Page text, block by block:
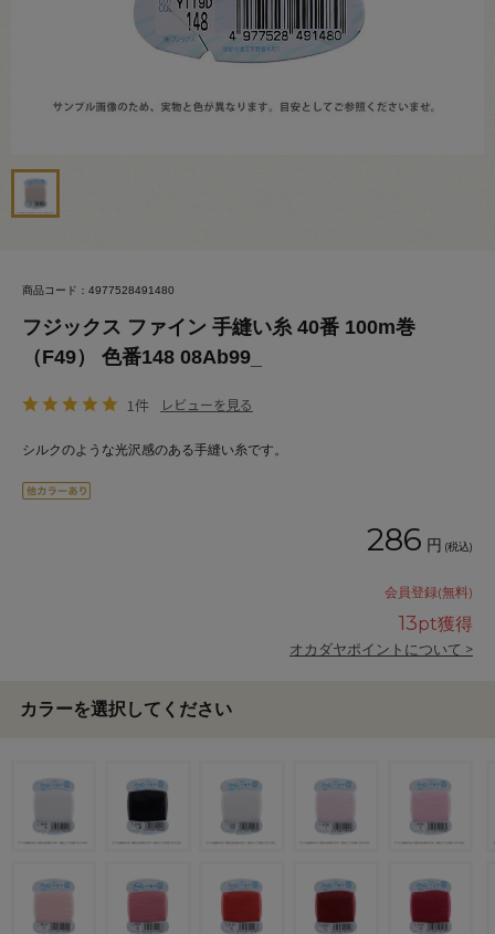
商品コード：4977528491480
フジックス ファイン 手縫い糸 40番 100m巻
（F49） 色番148 08Ab99_
1件 レビューを見る
シルクのような光沢感のある手縫い糸です。
286 円 (税込)
会員登録(無料)
13pt獲得
オカダヤポイントについて >
カラーを選択してください